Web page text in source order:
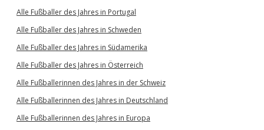
Alle Fußballer des Jahres in Portugal
Alle Fußballer des Jahres in Schweden
Alle Fußballer des Jahres in Südamerika
Alle Fußballer des Jahres in Österreich
Alle Fußballerinnen des Jahres in der Schweiz
Alle Fußballerinnen des Jahres in Deutschland
Alle Fußballerinnen des Jahres in Europa